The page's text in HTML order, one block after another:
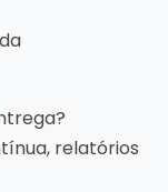
relatórios